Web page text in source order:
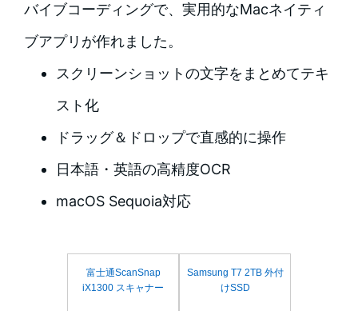
バイブコーディングで、実用的なMacネイティ
ブアプリが作れました。
スクリーンショットの文字をまとめてテキ
スト化
ドラッグ＆ドロップで直感的に操作
日本語・英語の高精度OCR
macOS Sequoia対応
富士通ScanSnap
iX1300 スキャナー
Samsung T7 2TB 外付
けSSD